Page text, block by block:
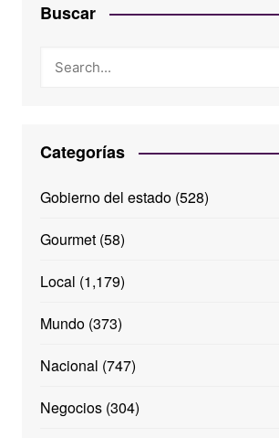
Buscar
Categorías
Gobierno del estado(528)
Gourmet(58)
Local (1,179)
Mundo(373)
Nacional (747)
Negocios(304)